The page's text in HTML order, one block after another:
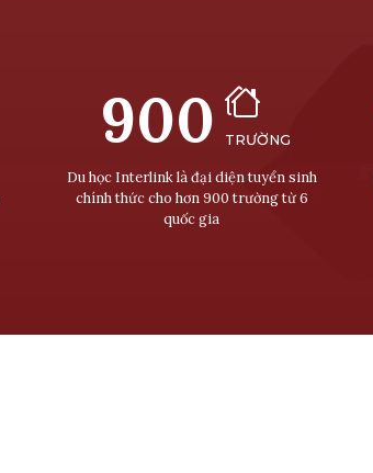
900 TRƯỜNG
Du học Interlink là đại diện tuyển sinh
chính thức cho hơn 900 trường từ 6
quốc gia